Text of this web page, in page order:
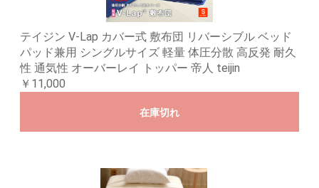
テイジン V-Lap カバー式 敷布団 リバーシブル ベッド
パッド兼用 シングルサイズ 軽量 体圧分散 高反発 耐久
性 通気性 オーバーレイ トッパー 帝人 teijin
￥11,000
在庫切れ